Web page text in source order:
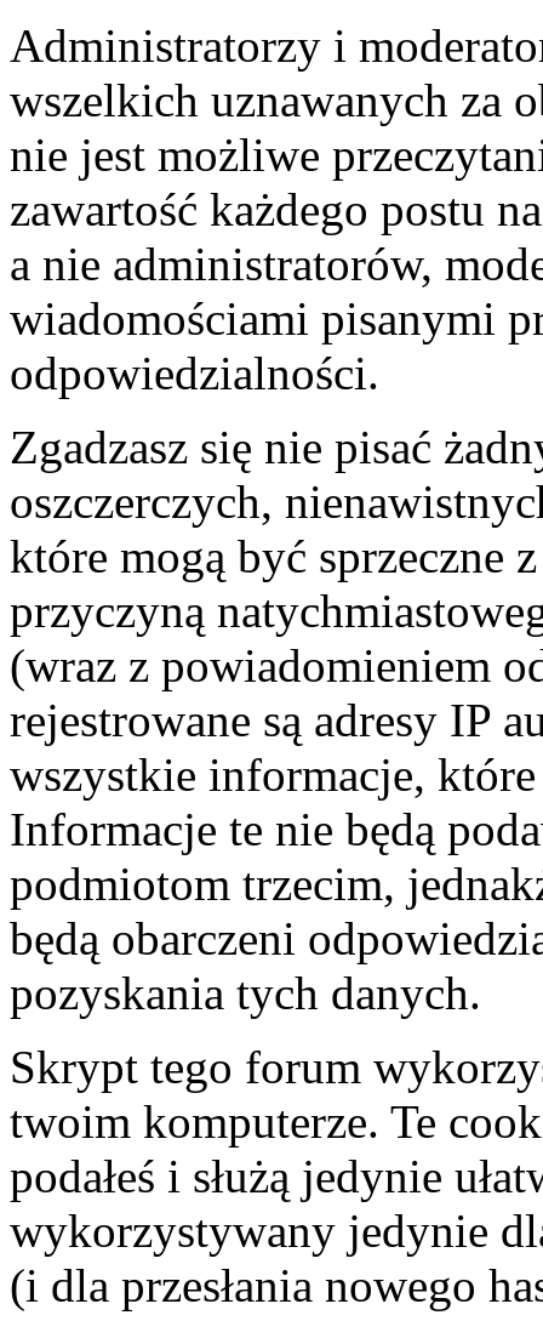
Administratorzy i
wszelkich uznawanych za
nie jest możliwe
zawartość każdego postu
a nie administratorów,
wiadomościami pisanymi
odpowiedzialności.
Zgadzasz się nie pisać
oszczerczych,
które mogą być sprzeczne
przyczyną
(wraz z powiadomieniem
rejestrowane są adresy IP
wszystkie informacje,
Informacje te nie będą
podmiotom trzecim,
będą obarczeni
pozyskania tych danych.
Skrypt tego forum
twoim komputerze. Te
podałeś i służą jedynie
wykorzystywany jedynie
(i dla przesłania nowego